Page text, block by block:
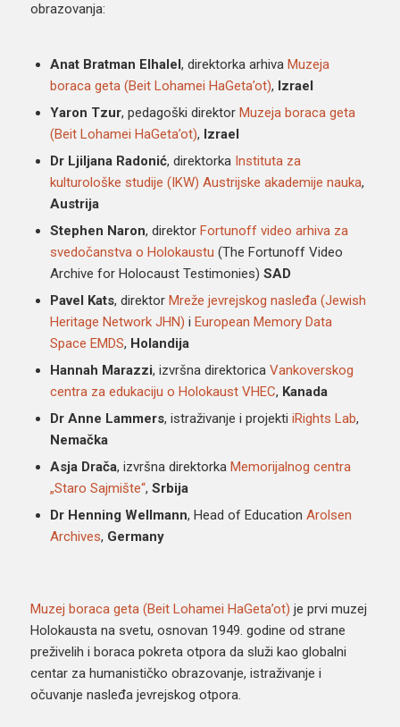
obrazovanja:
Anat Bratman Elhalel, direktorka arhiva Muzeja
boraca geta (Beit Lohamei HaGeta’ot), Izrael
Yaron Tzur, pedagoški direktor Muzeja boraca geta
(Beit Lohamei HaGeta’ot), Izrael
Dr Ljiljana Radonić, direktorka Instituta za
kulturološke studije (IKW) Austrijske akademije nauka,
Austrija
Stephen Naron, direktor Fortunoff video arhiva za
svedočanstva o Holokaustu (The Fortunoff Video
Archive for Holocaust Testimonies) SAD
Pavel Kats, direktor Mreže jevrejskog nasleđa (Jewish
Heritage Network JHN) i European Memory Data
Space EMDS, Holandija
Hannah Marazzi, izvršna direktorica Vankoverskog
centra za edukaciju o Holokaust VHEC, Kanada
Dr Anne Lammers, istraživanje i projekti iRights Lab,
Nemačka
Asja Drača, izvršna direktorka Memorijalnog centra
„Staro Sajmište“, Srbija
Dr Henning Wellmann, Head of Education Arolsen
Archives, Germany
Muzej boraca geta (Beit Lohamei HaGeta’ot) je prvi muzej
Holokausta na svetu, osnovan 1949. godine od strane
preživelih i boraca pokreta otpora da služi kao globalni
centar za humanističko obrazovanje, istraživanje i
očuvanje nasleđa jevrejskog otpora.